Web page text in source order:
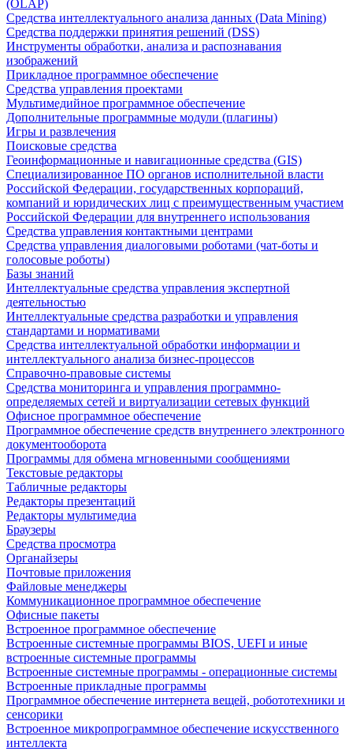
(OLAP)
Средства интеллектуального анализа данных (Data Mining)
Средства поддержки принятия решений (DSS)
Инструменты обработки, анализа и распознавания
изображений
Прикладное программное обеспечение
Средства управления проектами
Мультимедийное программное обеспечение
Дополнительные программные модули (плагины)
Игры и развлечения
Поисковые средства
Геоинформационные и навигационные средства (GIS)
Специализированное ПО органов исполнительной власти
Российской Федерации, государственных корпораций,
компаний и юридических лиц с преимущественным участием
Российской Федерации для внутреннего использования
Средства управления контактными центрами
Средства управления диалоговыми роботами (чат-боты и
голосовые роботы)
Базы знаний
Интеллектуальные средства управления экспертной
деятельностью
Интеллектуальные средства разработки и управления
стандартами и нормативами
Средства интеллектуальной обработки информации и
интеллектуального анализа бизнес-процессов
Справочно-правовые системы
Средства мониторинга и управления программно-
определяемых сетей и виртуализации сетевых функций
Офисное программное обеспечение
Программное обеспечение средств внутреннего электронного
документооборота
Программы для обмена мгновенными сообщениями
Текстовые редакторы
Табличные редакторы
Редакторы презентаций
Редакторы мультимедиа
Браузеры
Средства просмотра
Органайзеры
Почтовые приложения
Файловые менеджеры
Коммуникационное программное обеспечение
Офисные пакеты
Встроенное программное обеспечение
Встроенные системные программы BIOS, UEFI и иные
встроенные системные программы
Встроенные системные программы - операционные системы
Встроенные прикладные программы
Программное обеспечение интернета вещей, робототехники и
сенсорики
Встроенное микропрограммное обеспечение искусственного
интеллекта